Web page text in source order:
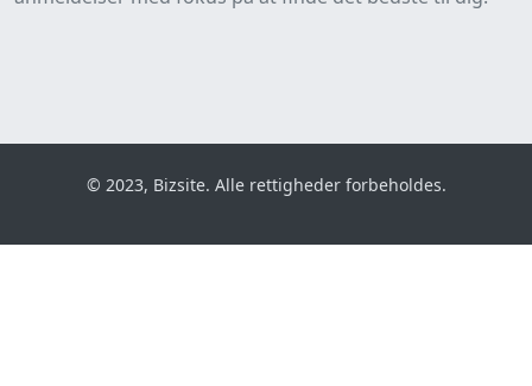
© 2023, Bizsite. Alle rettigheder forbeholdes.